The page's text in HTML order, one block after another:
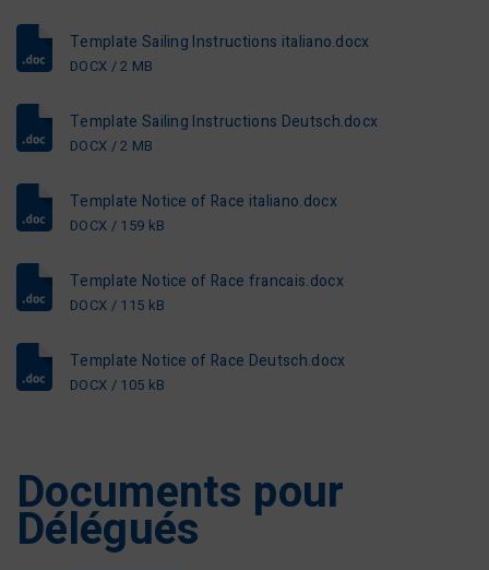
Template Sailing Instructions italiano.docx
DOCX / 2 MB
Template Sailing Instructions Deutsch.docx
DOCX / 2 MB
Template Notice of Race italiano.docx
DOCX / 159 kB
Template Notice of Race francais.docx
DOCX / 115 kB
Template Notice of Race Deutsch.docx
DOCX / 105 kB
Documents pour
Délégués